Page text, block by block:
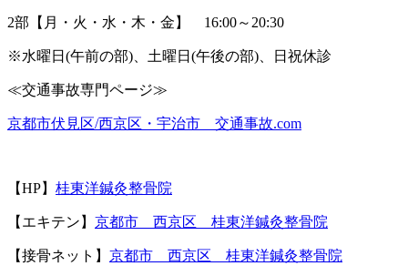
2部【月・火・水・木・金】 16:00～ 20:30
※水曜日 (午前の部) 、土曜日 (午後の部) 、日祝休診
≪交通事故専門ページ≫
京都市伏見区/西京区・宇治市 交通事故.com
【HP】 桂東洋鍼灸整骨院
【エキテン】 京都市 西京区 桂東洋鍼灸整骨院
【接骨ネット】 京都市 西京区 桂東洋鍼灸整骨院